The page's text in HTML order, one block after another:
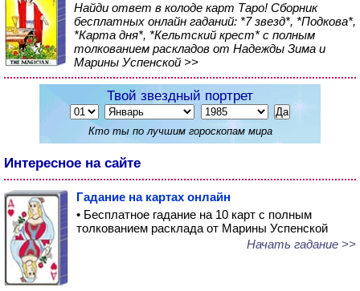
Найди ответ в колоде карт Таро! Сборник
бесплатных онлайн гаданий: *7 звезд*, *Подкова*,
*Карта дня*, *Кельтский крест* с полным
толкованием раскладов от Надежды Зима и
Марины Успенской >>
Твой звездный портрет
Кто ты по лучшим гороскопам мира
Интересное на сайте
Гадание на картах онлайн
• Бесплатное гадание на 10 карт с полным
толкованием расклада от Марины Успенской
Начать гадание >>